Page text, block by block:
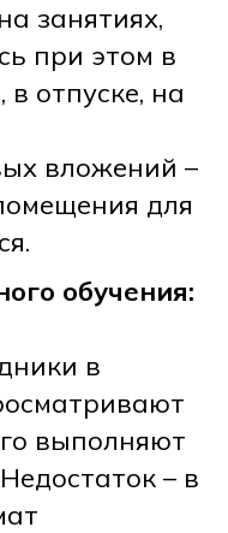
занятиях,
при этом в
отпуске, на
вложений –
для
обучения:
в
выполняют
– в